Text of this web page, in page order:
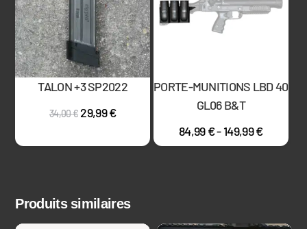
TALON +3 SP2022
34,00€ 29,99€
PORTE-MUNITIONS LBD 40
GL06 B&T
84,99€-149,99€
Produits similaires